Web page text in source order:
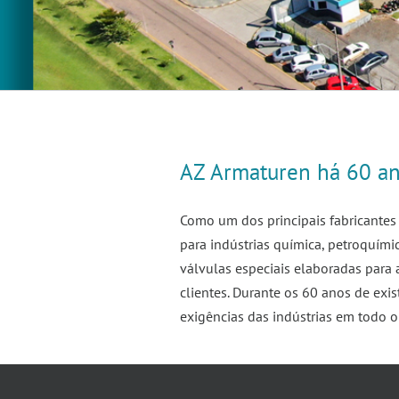
AZ Armaturen há 60
Como um dos principais
para indústrias química,
válvulas especiais elaboradas
clientes. Durante os 60 anos de
exigências das indústrias em todo